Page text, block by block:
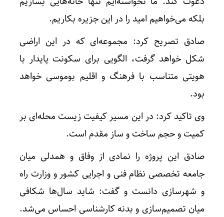
بلکه می‌خواهیم امید را در این جزیره بکاریم.
صادق تصریح کرد: مجموعه‌ای که در این اراضی
شکل خواهد گرفت، الگویی برای سکونت پایدار با
هویتی متناسب با فرهنگ و اقلیم بوموسی خواهد
بود.
وی تاکید کرد: در این مسیر کیفیت زیست محله‌ای بر
کمیت و حجم ساخت و ساز مقدم است.
صادق این پروژه را نمادی از وفاق و همدلی میان
جامعه تخصصی نظام فنی و اجرایی کشور و وزارت راه
و شهرسازی دانست و گفت: شاید سال‌ها شکافی
میان تصمیم‌سازی و بدنه کارشناسی احساس می‌شد.